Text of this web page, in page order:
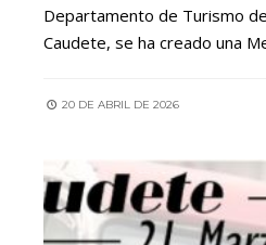
Departamento de Turismo
Caudete, se ha creado una
20 DE ABRIL DE 2026